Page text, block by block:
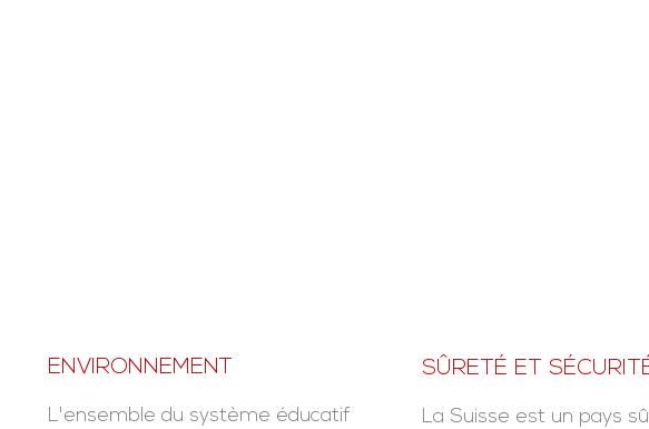
ENVIRONNEMENT
L'ensemble du système éducatif
SÛRETÉ ET
La Suisse est un pays